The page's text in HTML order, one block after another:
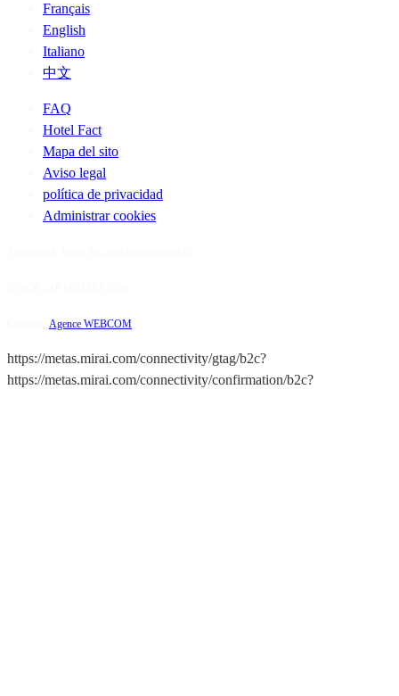
Français
English
Italiano
中文
FAQ
Hotel Fact
Mapa del sito
Aviso legal
política de privacidad
Administrar cookies
Agence WEBCOM
https://metas.mirai.com/connectivity/gtag/b2c?
https://metas.mirai.com/connectivity/confirmation/b2c?